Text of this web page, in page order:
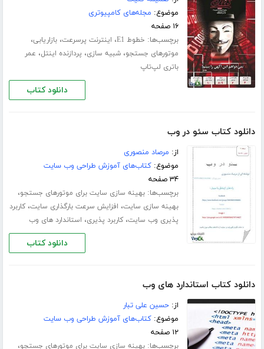
موضوع: مجله‌های کامپیوتری
۱۶ صفحه
برچسب‌ها: خطوط E1 ، اینترنت پرسرعت،بازاریابی،
موتورهای جستجو،شبیه سازی، پردازنده اینتل، عمر
باتری لپ‌تاپ
دانلود کتاب
دانلود کتاب سئو در وب
از: مرصاد منصوری
موضوع:کتاب‌های آموزش طراحی وب سایت
۳۴ صفحه
برچسب‌ها:بهینه سازی سایت برای موتورهای جستجو،
بهینه سازی سایت، افزایش سرعت بارگذاری سایت،کاربرد
پذیری وب سایت،کاربرد پذیری، استاندارد های وب
دانلود کتاب
دانلود کتاب استاندارد های وب
از:حسین علی تبار
موضوع:کتاب‌های آموزش طراحی وب سایت
۱۲ صفحه
برچسب‌ها:بهینه سازی سایت برای موتورهای جستجو،